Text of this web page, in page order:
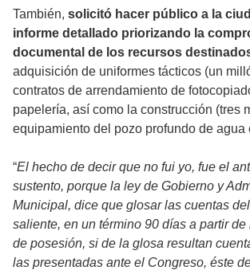
También, solicitó hacer público a la
informe detallado priorizando la
documental de los recursos
adquisición de uniformes tácticos (un
contratos de arrendamiento de
papelería, así como la construcción (tres
equipamiento del pozo profundo de agua
“El hecho de decir que no fui yo, fue el
sustento, porque la ley de Gobierno y
Municipal, dice que glosar las cuentas
saliente, en un término 90 días a partir de
de posesión, si de la glosa resultan
las presentadas ante el Congreso, éste